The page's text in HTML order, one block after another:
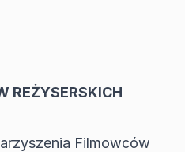
REŻYSERSKICH
Filmowców